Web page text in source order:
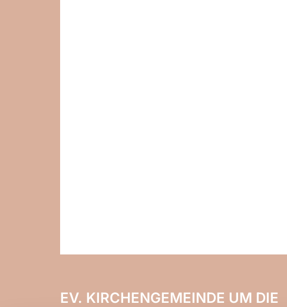
EV. KIRCHENGEMEINDE UM DIE